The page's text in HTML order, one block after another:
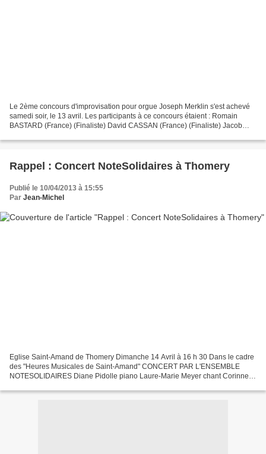
Le 2ème concours d'improvisation pour orgue Joseph Merklin s'est achevé
samedi soir, le 13 avril. Les participants à ce concours étaient : Romain
BASTARD (France) (Finaliste) David CASSAN (France) (Finaliste) Jacob
Rappel : Concert NoteSolidaires à Thomery
Publié le 10/04/2013 à 15:55
Par Jean-Michel
Eglise Saint-Amand de Thomery Dimanche 14 Avril à 16 h 30 Dans le cadre
des "Heures Musicales de Saint-Amand" CONCERT PAR L'ENSEMBLE
NOTESOLIDAIRES Diane Pidolle piano Laure-Marie Meyer chant Corinne